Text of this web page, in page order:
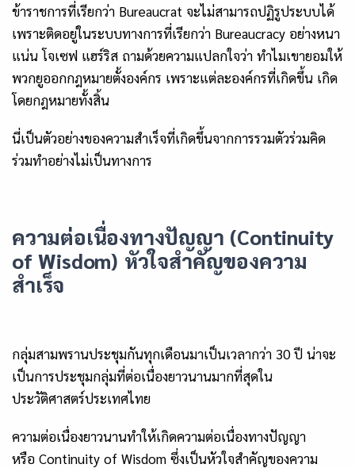
ข้าราชการที่เรียกว่า Bureaucrat จะไม่สามารถปฏิรูประบบได้
เพราะติดอยู่ในระบบทางการที่เรียกว่า Bureaucracy อย่างหนา
แน่น โจเซฟ แฮร์ริส ถามด้วยความแปลกใจว่า ทำไมเขายอมให้
พวกยูออกกฎหมายตั้งองค์กร เพราะแต่ละองค์กรที่เกิดขึ้น เกิด
โดยกฎหมายทั้งสิ้น
นี่เป็นตัวอย่างของความสำเร็จที่เกิดขึ้นจากการรวมตัวร่วมคิด
ร่วมทำอย่างไม่เป็นทางการ
ความต่อเนื่องทางปัญญา (Continuity
of Wisdom) หัวใจสำคัญของความ
สำเร็จ
กลุ่มสามพรานประชุมกันทุกเดือนมาเป็นเวลากว่า 30 ปี น่าจะ
เป็นการประชุมกลุ่มที่ต่อเนื่องยาวนานมากที่สุดใน
ประวัติศาสตร์ประเทศไทย
ความต่อเนื่องยาวนานทำให้เกิดความต่อเนื่องทางปัญญา
หรือ Continuity of Wisdom ซึ่งเป็นหัวใจสำคัญของความ